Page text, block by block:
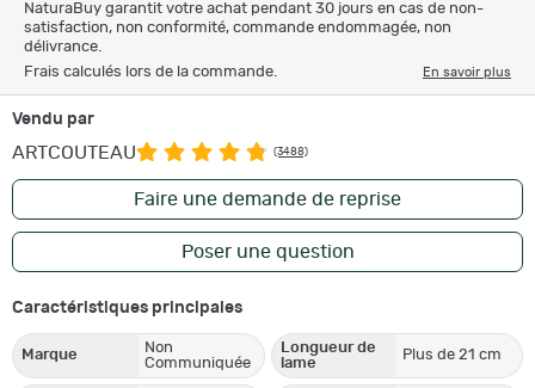
NaturaBuy garantit votre achat pendant 30 jours en cas de non-
satisfaction, non conformité, commande endommagée, non
délivrance.
Frais calculés lors de la commande.
En savoir plus
Vendu par
ARTCOUTEAU (3488)
Faire une demande de reprise
Poser une question
Caractéristiques principales
Marque
Non
Communiquée
Longueur de
lame
Plus de 21 cm